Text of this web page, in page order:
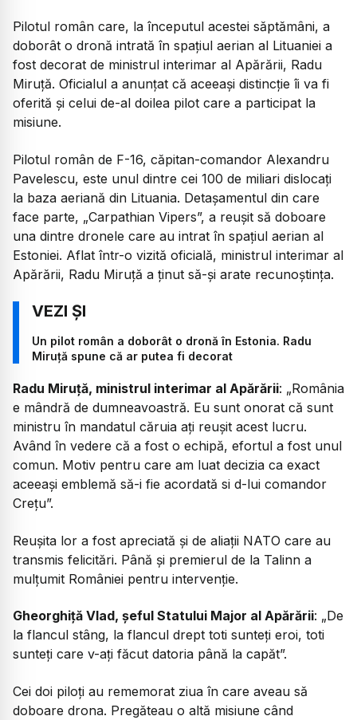
Pilotul român care, la începutul acestei săptămâni, a
doborât o dronă intrată în spațiul aerian al Lituaniei a
fost decorat de ministrul interimar al Apărării, Radu
Miruță. Oficialul a anunțat că aceeași distincție îi va fi
oferită și celui de-al doilea pilot care a participat la
misiune.
Pilotul român de F-16, căpitan-comandor Alexandru
Pavelescu, este unul dintre cei 100 de miliari dislocați
la baza aeriană din Lituania. Detașamentul din care
face parte, „Carpathian Vipers”, a reușit să doboare
una dintre dronele care au intrat în spațiul aerian al
Estoniei. Aflat într-o vizită oficială, ministrul interimar al
Apărării, Radu Miruță a ținut să-și arate recunoștința.
Un pilot român a doborât o dronă în Estonia. Radu
Miruță spune că ar putea fi decorat
Radu Miruță, ministrul interimar al Apărării: „România
e mândră de dumneavoastră. Eu sunt onorat că sunt
ministru în mandatul căruia ați reușit acest lucru.
Având în vedere că a fost o echipă, efortul a fost unul
comun. Motiv pentru care am luat decizia ca exact
aceeași emblemă să-i fie acordată si d-lui comandor
Crețu”.
Reușita lor a fost apreciată și de aliații NATO care au
transmis felicitări. Până și premierul de la Talinn a
mulțumit României pentru intervenție.
Gheorghiță Vlad, șeful Statului Major al Apărării: „De
la flancul stâng, la flancul drept toti sunteți eroi, toti
sunteți care v-ați făcut datoria până la capăt”.
Cei doi piloți au rememorat ziua în care aveau să
doboare drona. Pregăteau o altă misiune când